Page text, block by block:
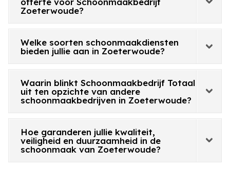
Zoeterwoude?
Welke soorten schoonmaakdiensten
bieden jullie aan in Zoeterwoude?
Waarin blinkt Schoonmaakbedrijf Totaal
uit ten opzichte van andere
schoonmaakbedrijven in Zoeterwoude?
Hoe garanderen jullie kwaliteit,
veiligheid en duurzaamheid in de
schoonmaak van Zoeterwoude?